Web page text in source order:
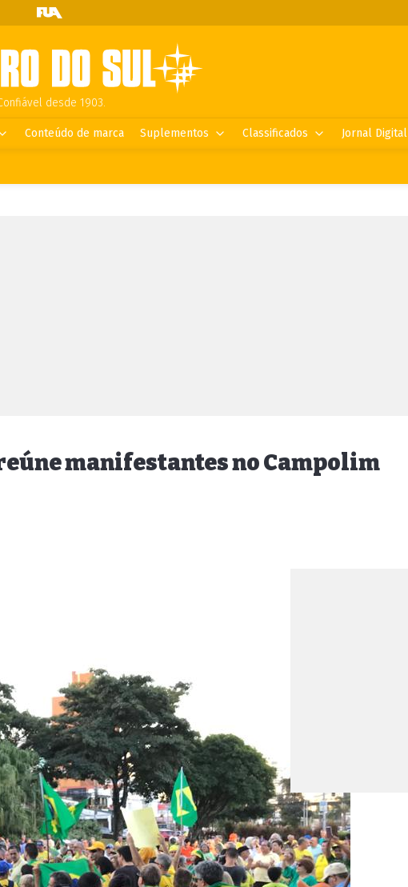
desde 1903.
Conteúdo de marca Suplementos Classificados Jornal Digital
manifestantes no Campolim